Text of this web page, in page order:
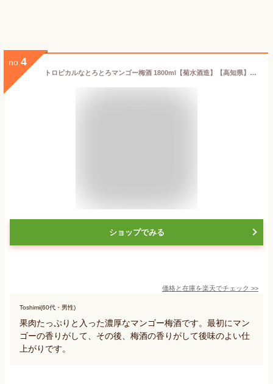
no. 4
トロピカルなとろとろマンゴー梅酒 1800ml【菊水酒造】【高知県】【果肉たっぷり】
ショップでみる
価格と在庫を楽天でチェック >>
Toshimi(60代・男性)
果肉たっぷりと入った濃厚なマンゴー梅酒です。最初にマン
ゴーの香りがして、その後、梅酒の香りがして後味のよい仕
上がりです。